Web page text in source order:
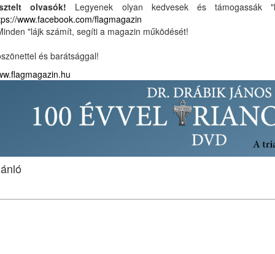
olvasók! Legyenek olyan kedvesek és
www.facebook.com/flagmagazin
"lájk számít, segíti a magazin működését!
és barátsággal!